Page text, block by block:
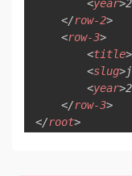
<year>
</row-2>
<row-3>
<title>
<slug>
<year>
</row-3>
</root>